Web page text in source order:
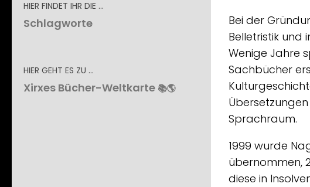
Bei der
Belletristik
Wenige Jahre
Sachbücher
Sprachraum.
1999 wurde
übernommen,
diese in
HIER FINDET IHR DIE …
Schlagworte
HIER GEHT ES ZU …
Xirxes Bücher-Weltkarte 📚🌎